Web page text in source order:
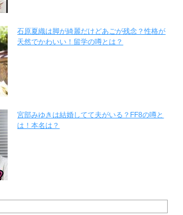
石原夏織は脚が綺麗だけどあごが残念？性格が
天然でかわいい！留学の噂とは？
宮部みゆきは結婚してて夫がいる？FF8の噂と
は！本名は？